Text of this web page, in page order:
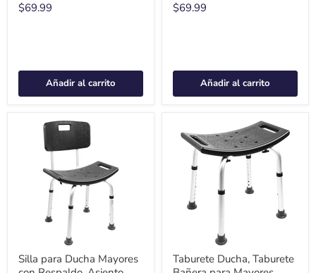
$69.99
Añadir al carrito
$69.99
Añadir al carrito
Silla para Ducha Mayores
Taburete Ducha, Taburete